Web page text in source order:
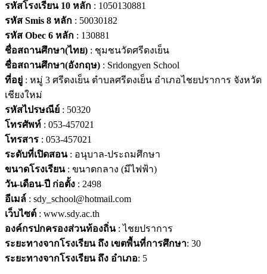
รหัสโรงเรียน 10 หลัก : 1050130881
รหัส Smis 8 หลัก : 50030182
รหัส Obec 6 หลัก : 130881
ชื่อสถานศึกษา(ไทย) : ชุมชนวัดศรีดงเย็น
ชื่อสถานศึกษา(อังกฤษ) : Sridongyen School
ที่อยู่ : หมู่ 3 ศรีดงเย็น ตำบลศรีดงเย็น อำเภอไชยปราการ จังหวัด
เชียงใหม่
รหัสไปรษณีย์ : 50320
โทรศัพท์ : 053-457021
โทรสาร : 053-457021
ระดับที่เปิดสอน: อนุบาล-ประถมศึกษา
ขนาดโรงเรียน: ขนาดกลาง (มีไฟฟ้า)
วัน-เดือน-ปี ก่อตั้ง : 2498
อีเมล์ : sdy_school@hotmail.com
เว็บไซต์ : www.sdy.ac.th
องค์กรปกครองส่วนท้องถิ่น: ไชยปราการ
ระยะทางจากโรงเรียน ถึง เขตพื้นที่การศึกษา: 30
ระยะทางจากโรงเรียน ถึง อำเภอ: 5